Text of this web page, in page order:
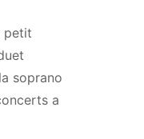
petit
soprano
a